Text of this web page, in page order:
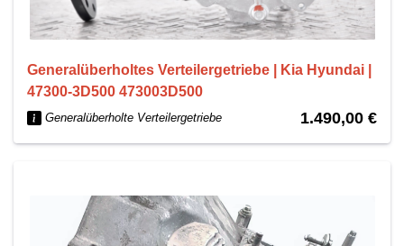
Generalüberholtes Verteilergetriebe | Kia Hyundai |
47300-3D500 473003D500
Generalüberholte Verteilergetriebe 1.490,00 €